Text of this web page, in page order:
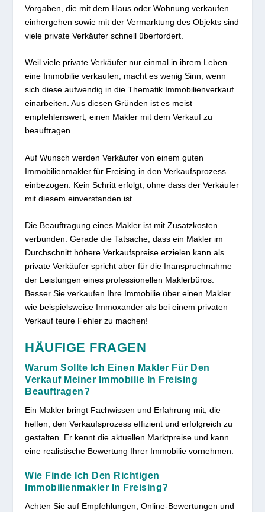
Vorgaben, die mit dem Haus oder Wohnung verkaufen
einhergehen sowie mit der Vermarktung des Objekts sind
viele private Verkäufer schnell überfordert.
Weil viele private Verkäufer nur einmal in ihrem Leben
eine Immobilie verkaufen, macht es wenig Sinn, wenn
sich diese aufwendig in die Thematik Immobilienverkauf
einarbeiten. Aus diesen Gründen ist es meist
empfehlenswert, einen Makler mit dem Verkauf zu
beauftragen.
Auf Wunsch werden Verkäufer von einem guten
Immobilienmakler für Freising in den Verkaufsprozess
einbezogen. Kein Schritt erfolgt, ohne dass der Verkäufer
mit diesem einverstanden ist.
Die Beauftragung eines Makler ist mit Zusatzkosten
verbunden. Gerade die Tatsache, dass ein Makler im
Durchschnitt höhere Verkaufspreise erzielen kann als
private Verkäufer spricht aber für die Inanspruchnahme
der Leistungen eines professionellen Maklerbüros.
Besser Sie verkaufen Ihre Immobilie über einen Makler
wie beispielsweise Immoxander als bei einem privaten
Verkauf teure Fehler zu machen!
HÄUFIGE FRAGEN
Warum Sollte Ich Einen Makler Für Den
Verkauf Meiner Immobilie In Freising
Beauftragen?
Ein Makler bringt Fachwissen und Erfahrung mit, die
helfen, den Verkaufsprozess effizient und erfolgreich zu
gestalten. Er kennt die aktuellen Marktpreise und kann
eine realistische Bewertung Ihrer Immobilie vornehmen.
Wie Finde Ich Den Richtigen
Immobilienmakler In Freising?
Achten Sie auf Empfehlungen, Online-Bewertungen und